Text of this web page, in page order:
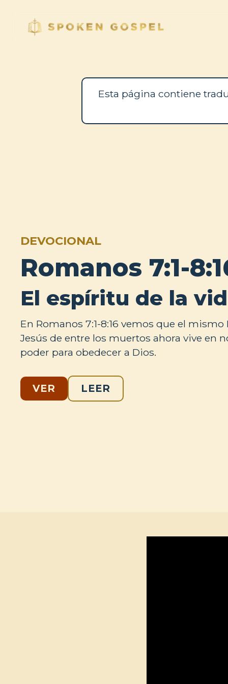
Esta página contiene
DEVOCIONAL
Romanos 7:1-
El espíritu de la
En Romanos 7:1-8:16 vemos que el
Jesús de entre los muertos ahora vive en
poder para obedecer a Dios.
VER LEER